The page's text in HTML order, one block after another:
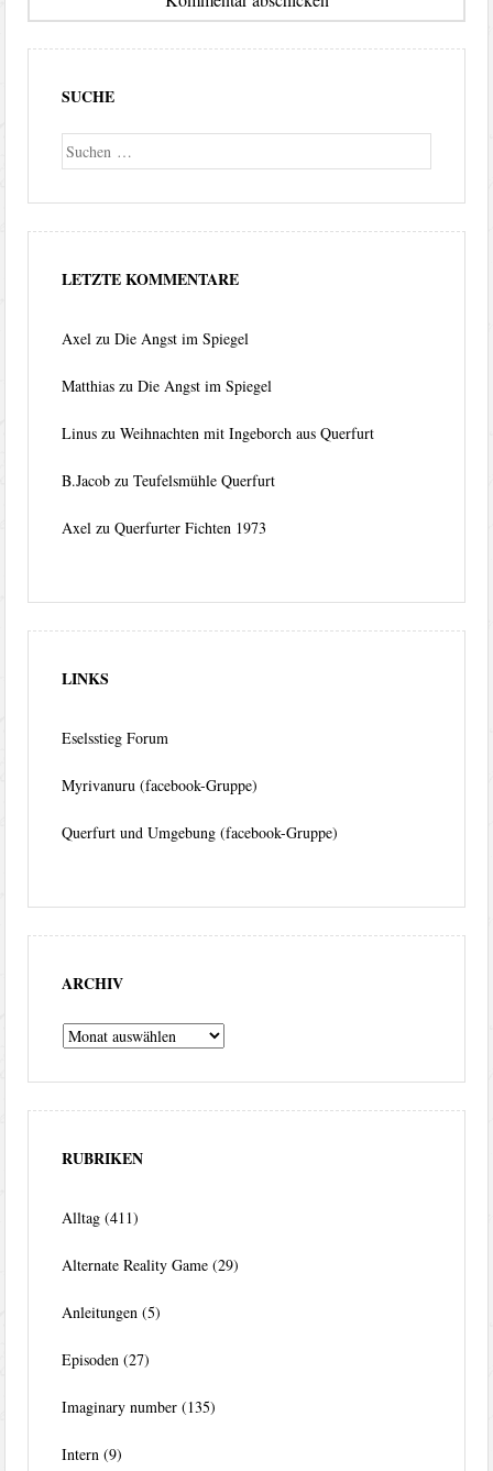
SUCHE
Suche
LETZTE KOMMENTARE
Axel zuDie Angst im Spiegel
Matthias zuDie Angst im Spiegel
Linus zuWeihnachten mit Ingeborch aus Querfurt
B.Jacob zuTeufelsmühle Querfurt
Axel zuQuerfurter Fichten 1973
LINKS
Eselsstieg Forum
Myrivanuru (facebook-Gruppe)
Querfurt und Umgebung (facebook-Gruppe)
ARCHIV
Archiv
RUBRIKEN
Alltag (411)
Alternate Reality Game (29)
Anleitungen (5)
Episoden (27)
Imaginary number (135)
Intern (9)